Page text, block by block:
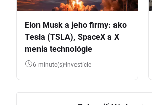
Elon Musk a jeho firmy: ako
Tesla (TSLA), SpaceX a X
menia technológie
6 minute(s) Investície